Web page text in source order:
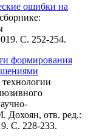
ошибки на
С. 252-254.
формирования
Дохоян, отв. ред.:
С. 228-233.